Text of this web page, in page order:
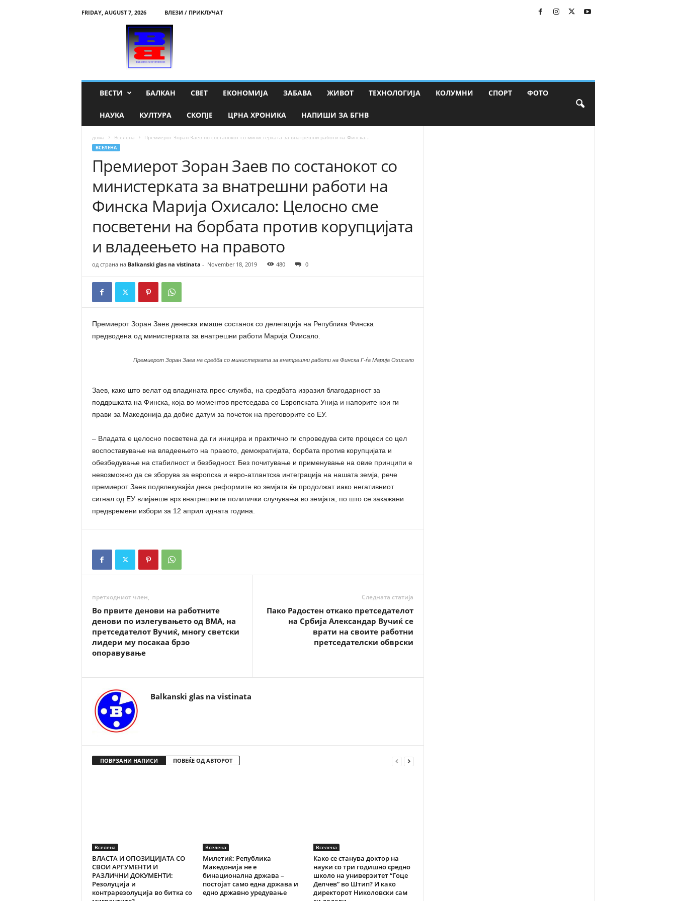
FRIDAY, AUGUST 7, 2026
ВЛЕЗИ / ПРИКЛУЧАТ
ВЕСТИ БАЛКАН СВЕТ ЕКОНОМИЈА ЗАБАВА ЖИВОТ ТЕХНОЛОГИЈА КОЛУМНИ СПОРТ ФОТО
НАУКА КУЛТУРА СКОПЈЕ ЦРНА ХРОНИКА НАПИШИ ЗА БГНВ
дома Вселена Премиерот Зоран Заев по состанокот со министерката за внатрешни работи на Финска...
ВСЕЛЕНА
Премиерот Зоран Заев по состанокот со
министерката за внатрешни работи на
Финска Марија Охисало: Целосно сме
посветени на борбата против корупцијата
и владеењето на правото
од страна на Balkanski glas na vistinata - November 18, 2019 480 0
Премиерот Зоран Заев денеска имаше состанок со делегација на Република Финска
предводена од министерката за внатрешни работи Марија Охисало.
Премиерот Зоран Заев на средба со министерката за внатрешни работи на Финска Г-ѓа Марија Охисало
Заев, како што велат од владината прес-служба, на средбата изразил благодарност за
поддршката на Финска, која во моментов претседава со Европската Унија и напорите кои ги
прави за Македонија да добие датум за почеток на преговорите со ЕУ.
– Владата е целосно посветена да ги иницира и практично ги спроведува сите процеси со цел
воспоставување на владеењето на правото, демократијата, борбата против корупцијата и
обезбедување на стабилност и безбедност. Без почитување и применување на овие принципи е
невозможно да се зборува за европска и евро-атлантска интеграција на нашата земја, рече
премиерот Заев подвлекувајќи дека реформите во земјата ќе продолжат иако негативниот
сигнал од ЕУ влијаеше врз внатрешните политички случувања во земјата, по што се закажани
предвремени избори за 12 април идната година.
претходниот член,
Во првите денови на работните
денови по излегувањето од ВМА, на
претседателот Вучиќ, многу светски
лидери му посакаа брзо
опоравување
Следната статија
Пако Радостен откако претседателот
на Србија Александар Вучиќ се
врати на своите работни
претседателски обврски
Balkanski glas na vistinata
ПОВРЗАНИ НАПИСИ ПОВЕЌЕ ОД АВТОРОТ
Вселена
ВЛАСТА И ОПОЗИЦИЈАТА СО
СВОИ АРГУМЕНТИ И
РАЗЛИЧНИ ДОКУМЕНТИ:
Резолуција и
контрарезолуција во битка со
Вселена
Милетиќ: Република
Македонија не е
бинационална држава –
постојат само една држава и
едно државно уредување
Вселена
Како се станува доктор на
науки со три годишно средно
школо на универзитет “Гоце
Делчев” во Штип? И како
директорот Николовски сам